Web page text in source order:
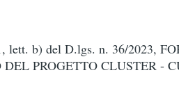
lett. b) del D.lgs. n. 36/2023,
PROGETTO CLUSTER -